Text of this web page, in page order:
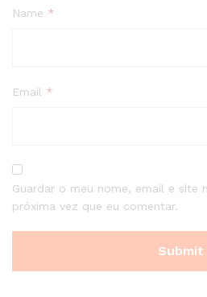
Name *
Email *
Guardar o meu nome, email e site
próxima vez que eu comentar.